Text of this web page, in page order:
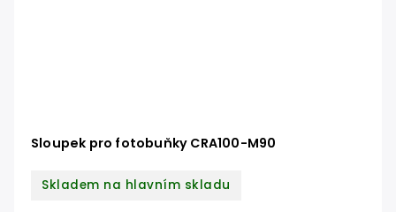
Sloupek pro fotobuňky CRA100-M90
Skladem na hlavním skladu